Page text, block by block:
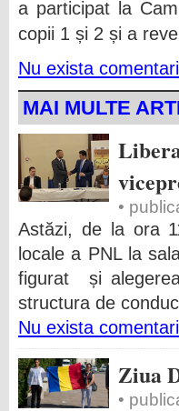
a participat la
copii 1 și 2 și a
Nu exista
MAI MULTE
•
Astăzi, de la ora
locale a PNL la
figurat și
structura de
Nu exista
Ziua
•